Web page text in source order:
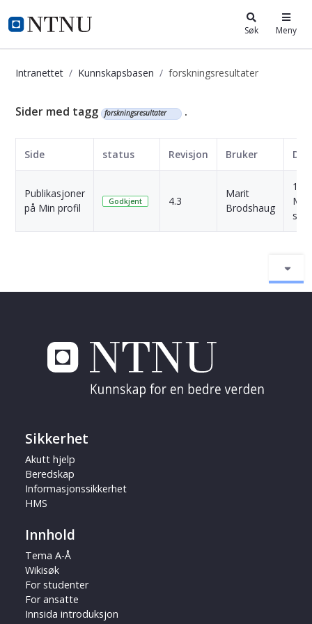
i.ntnu.no Søk Meny
Intranettet Kunnskapsbasen forskningsresultater
Kunnskapsbasen
Sider med tagg forskningsresultater .
Side status Revisjon Bruker
Publikasjoner
på Min profil
Godkjent 4.3
Marit
Brodshaug
1
Sikkerhet
Akutt hjelp
Beredskap
Informasjonssikkerhet
HMS
Innhold
Tema A-Å
Wikisøk
For studenter
For ansatte
Innsida introduksjon